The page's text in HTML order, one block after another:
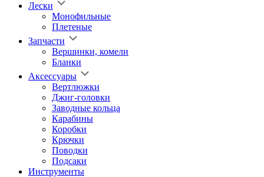
Лески
Монофильные
Плетеные
Запчасти
Вершинки, комели
Бланки
Аксессуары
Вертлюжки
Джиг-головки
Заводные кольца
Карабины
Коробки
Крючки
Поводки
Подсаки
Инструменты